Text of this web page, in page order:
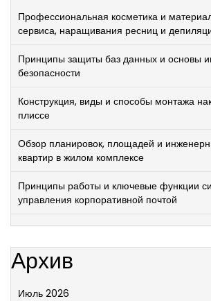
Профессиональная косметика и
сервиса, наращивания ресниц и
Принципы защиты баз данных и основы
безопасности
Конструкция, виды и способы монтажа
плиссе
Обзор планировок, площадей и
квартир в жилом комплексе
Принципы работы и ключевые функции
управления корпоративной почтой
Архив
Июль 2026